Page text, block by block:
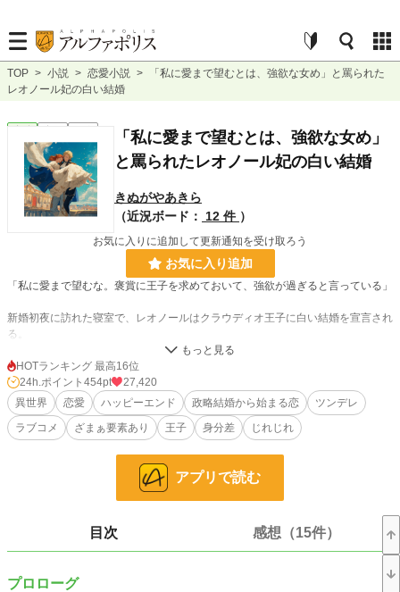
TOP > 小説 > 恋愛小説 >
「私に愛まで望むとは、強欲な女め」と罵られた
レオノール妃の白い結婚
「私に愛まで望むとは、強欲な女め」
と罵られたレオノール妃の白い結婚
きぬがやあきら
（近況ボード：
12 件 ）
お気に入りに追加して更新通知を受け取ろう
お気に入り追加
「私に愛まで望むな。褒賞に王子を求めておいて、強欲が過ぎると言っている」
新婚初夜に訪れた寝室で、レオノールはクラウディオ王子に白い結婚を宣言され
る。
２人の間に愛はないーーどころか、この結婚はレオノールが魔王討伐の褒美にと
国王に要求したものだった。
でも、王子を望んだレオノールにもそれなりの理由がある。
美しく気高いクラウディオ王子を欲しいと願った気持ちは本物だ。
どこまでも逞しく、軽薄そうでいて賢い。どこか憎めない魅力を持ったレオノー
ルに、やがてクラウディオの心は……。
焦ったい恋と陰謀＋バトルのラブファンタジー。
HOTランキング 最高16位
24h.ポイント 454pt
27,420
異世界
恋愛 ハッピーエンド 政略結婚から始まる恋
ツンデレ
ラブコメ
ざまぁ要素あり 王子 身分差 じれじれ
アプリで読む
目次 感想（15件）
プロローグ